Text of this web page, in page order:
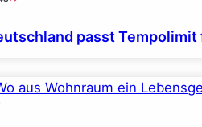
passt